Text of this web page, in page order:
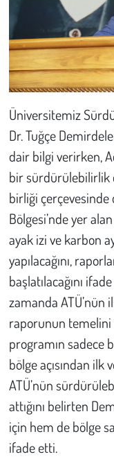
Üniversitemiz
Dr. Tuğçe
dair bilgi verirken,
bir sürdürülebilirlik
birliği çerçevesinde
Bölgesi’nde yer
ayak izi ve karbon
yapılacağını,
başlatılacağını
zamanda
raporunun
programın sadece
bölge açısından
ATÜ’nün
attığını belirten
için hem de bölge
ifade etti.